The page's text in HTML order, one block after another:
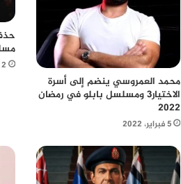
محمد العمروسي ينضم إلى أسرة
الاختيار3 ومسلسل بابلو في رمضان
2022
5 فبراير، 2022
2 أبريل، 2022